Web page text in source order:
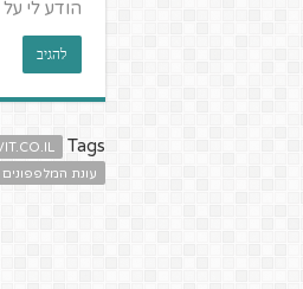
הודע לי
Tags
עונת המלפפונים